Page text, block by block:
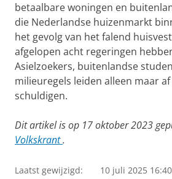
betaalbare woningen en
die Nederlandse huizenmarkt
het gevolg van het falend
afgelopen acht regeringen
Asielzoekers, buitenlandse
milieuregels leiden alleen maar
schuldigen.
Dit artikel is op 17 oktober 2023
Volkskrant.
Laatst gewijzigd: 10 juli 2025 16:40